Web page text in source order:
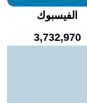
الفيسبوك
3,732,970